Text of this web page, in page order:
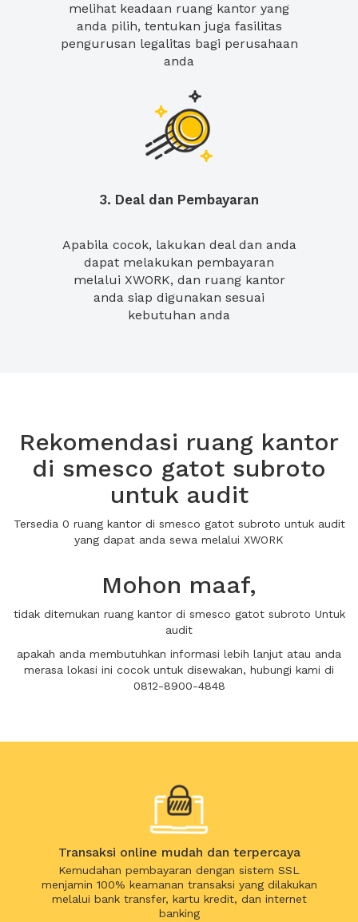
melihat keadaan ruang kantor yang
anda pilih, tentukan juga fasilitas
pengurusan legalitas bagi perusahaan
anda
3. Deal dan Pembayaran
Apabila cocok, lakukan deal dan anda
dapat melakukan pembayaran
melalui XWORK, dan ruang kantor
anda siap digunakan sesuai
kebutuhan anda
Rekomendasi ruang kantor
di smesco gatot subroto
untuk audit
Tersedia 0 ruang kantor di smesco gatot subroto untuk audit
yang dapat anda sewa melalui XWORK
Mohon maaf,
tidak ditemukan ruang kantor di smesco gatot subroto Untuk
audit
apakah anda membutuhkan informasi lebih lanjut atau anda
merasa lokasi ini cocok untuk disewakan, hubungi kami di
0812-8900-4848
Transaksi online mudah dan terpercaya
Kemudahan pembayaran dengan sistem SSL
menjamin 100% keamanan transaksi yang dilakukan
melalui bank transfer, kartu kredit, dan internet
banking